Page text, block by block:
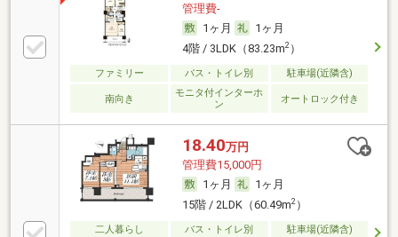
管理費-
1ヶ月
1ヶ月
4階 / 3LDK（83.23m2）
ファミリー バス・トイレ別 駐車場(近隣含)
南向き
モニタ付インターホ
ン
オートロック付き
18.40万円
管理費15,000円
1ヶ月
1ヶ月
15階 / 2LDK（60.49m2）
二人暮らし バス・トイレ別 駐車場(近隣含)